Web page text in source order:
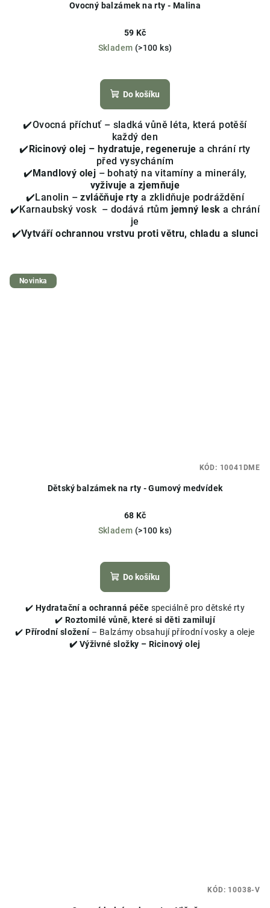
Ovocný balzámek na rty - Malina
59 Kč
Skladem (>100 ks)
hodnocení
produktu
z
5
hvězdiček.
Do košíku
✔️Ovocná příchuť – sladká vůně léta, která potěší
každý den
✔️ Ricinový olej – hydratuje, regeneruje a chrání rty
před vysycháním
✔️ Mandlový olej – bohatý na vitamíny a minerály,
vyživuje a zjemňuje
✔️Lanolin – zvláčňuje rty a zklidňuje podráždění
✔️Karnaubský vosk – dodává rtům jemný lesk a chrání
je
✔️Vytváří ochrannou vrstvu proti větru, chladu a slunci
Novinka
Dětský balzámek na rty - Gumový medvídek
68 Kč
Skladem (>100 ks)
hodnocení
produktu
z
5
hvězdiček.
Do košíku
✔️ Hydratační a ochranná péče speciálně pro dětské rty
✔️ Roztomilé vůně, které si děti zamilují
✔️Přírodní složení– Balzámy obsahují přírodní vosky a oleje
✔️ Výživné složky – Ricinový olej
KÓD: 10041DME
KÓD: 10038-V